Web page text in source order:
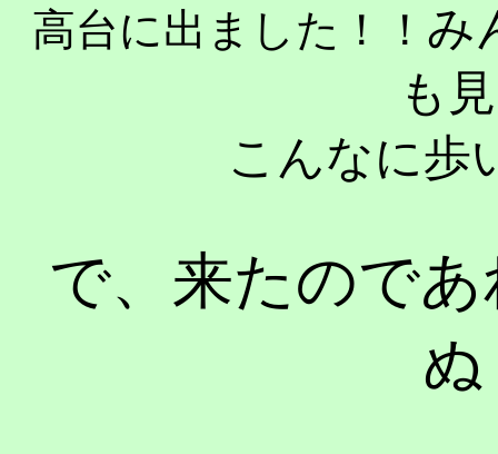
高台に出ました！！ み
も
こんなに歩
で、来たので